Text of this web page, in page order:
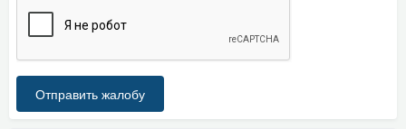
Отправить жалобу